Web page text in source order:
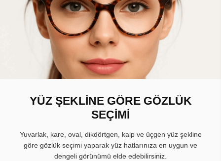
YÜZ ŞEKLİNE GÖRE GÖZLÜK
SEÇİMİ
Yuvarlak, kare, oval, dikdörtgen, kalp ve üçgen yüz şekline
göre gözlük seçimi yaparak yüz hatlarınıza en uygun ve
dengeli görünümü elde edebilirsiniz.